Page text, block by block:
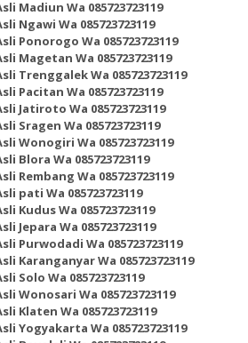
Madiun Wa 085723723119
Ngawi Wa 085723723119
Ponorogo Wa 085723723119
Magetan Wa 085723723119
Trenggalek Wa 085723723119
Pacitan Wa 085723723119
Jatiroto Wa 085723723119
Sragen Wa 085723723119
Wonogiri Wa 085723723119
Blora Wa 085723723119
Rembang Wa 085723723119
pati Wa 085723723119
Kudus Wa 085723723119
Jepara Wa 085723723119
Purwodadi Wa 085723723119
Karanganyar Wa 085723723119
Solo Wa 085723723119
Wonosari Wa 085723723119
Klaten Wa 085723723119
Yogyakarta Wa 085723723119